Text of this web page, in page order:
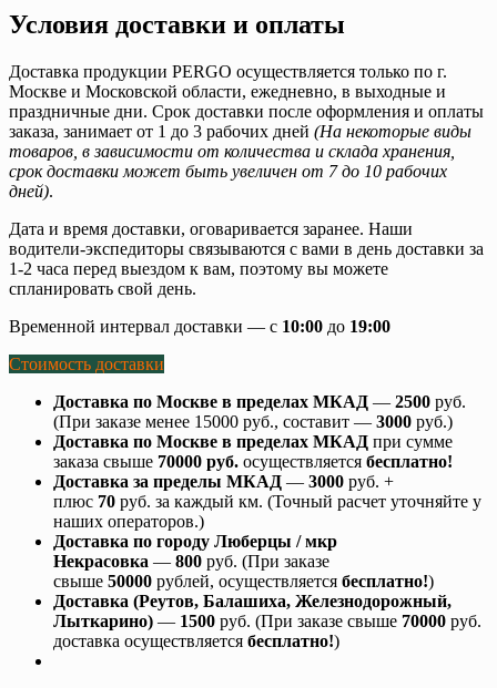
Условия доставки и оплаты
Доставка продукции PERGO осуществляется только по г.
Москве и Московской области, ежедневно, в выходные и
праздничные дни. Срок доставки после оформления и оплаты
заказа, занимает от 1 до 3 рабочих дней (На некоторые виды
товаров, в зависимости от количества и склада хранения,
срок доставки может быть увеличен от 7 до 10 рабочих
дней).
Дата и время доставки, оговаривается заранее. Наши
водители-экспедиторы связываются с вами в день доставки за
1-2 часа перед выездом к вам, поэтому вы можете
спланировать свой день.
Временной интервал доставки — с 10:00 до 19:00
Стоимость доставки
Доставка по Москве в пределах МКАД — 2500 руб.
(При заказе менее 15000 руб., составит — 3000 руб.)
Доставка по Москве в пределах МКАД при сумме
заказа свыше 70000 руб. осуществляется бесплатно!
Доставка за пределы МКАД — 3000 руб. +
плюс 70 руб. за каждый км. (Точный расчет уточняйте у
наших операторов.)
Доставка по городу Люберцы / мкр
Некрасовка — 800 руб. (При заказе
свыше 50000 рублей, осуществляется бесплатно!)
Доставка (Реутов, Балашиха, Железнодорожный,
Лыткарино) — 1500 руб. (При заказе свыше 70000 руб.
доставка осуществляется бесплатно!)